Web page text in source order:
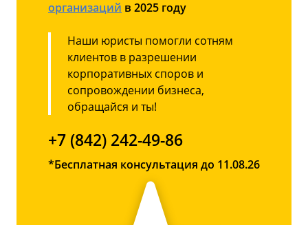
организаций в 2025 году
Наши юристы помогли сотням
клиентов в разрешении
корпоративных споров и
сопровождении бизнеса,
обращайся и ты!
+7 (842) 242-49-86
*Бесплатная консультация до 11.08.26